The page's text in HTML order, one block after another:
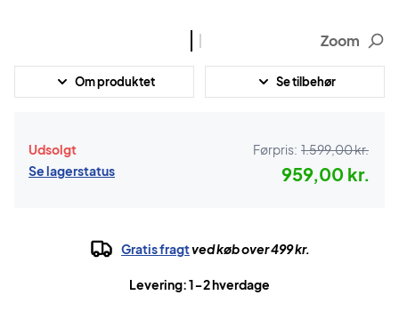
Zoom
Om produktet Se tilbehør
Udsolgt
Se lagerstatus
Førpris: 1.599,00 kr.
959,00 kr.
Gratis fragtved køb over 499 kr.
Levering: 1-2 hverdage